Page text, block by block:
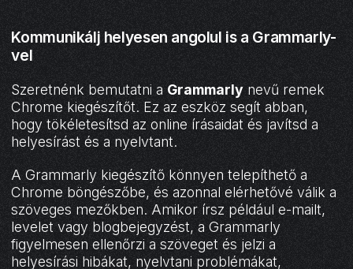
Kommunikálj helyesen angolul is a Grammarly-
vel
Szeretnénk bemutatni a Grammarly nevű remek
Chrome kiegészítőt. Ez az eszköz segít abban,
hogy tökéletesítsd az online írásaidat és javítsd a
helyesírást és a nyelvtant.
A Grammarly kiegészítő könnyen telepíthető a
Chrome böngészőbe, és azonnal elérhetővé válik a
szöveges mezőkben. Amikor írsz például e-mailt,
levelet vagy blogbejegyzést, a Grammarly
figyelmesen ellenőrzi a szöveget és jelzi a
helyesírási hibákat, nyelvtani problémákat,